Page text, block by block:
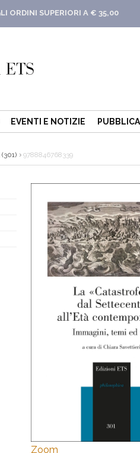
ORDINI SUPERIORI A € 35,00
EVENTI E NOTIZIE
9788846768339
Zoom